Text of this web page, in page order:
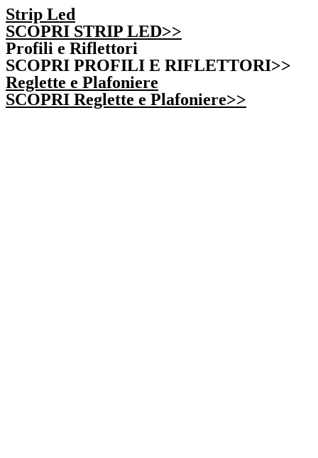
Strip Led
SCOPRI STRIP LED>>
Profili e Riflettori
SCOPRI PROFILI E RIFLETTORI>>
Reglette e Plafoniere
SCOPRI Reglette e Plafoniere>>